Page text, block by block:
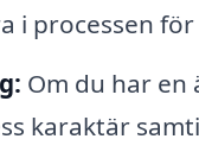
i processen
Om du har
karaktär